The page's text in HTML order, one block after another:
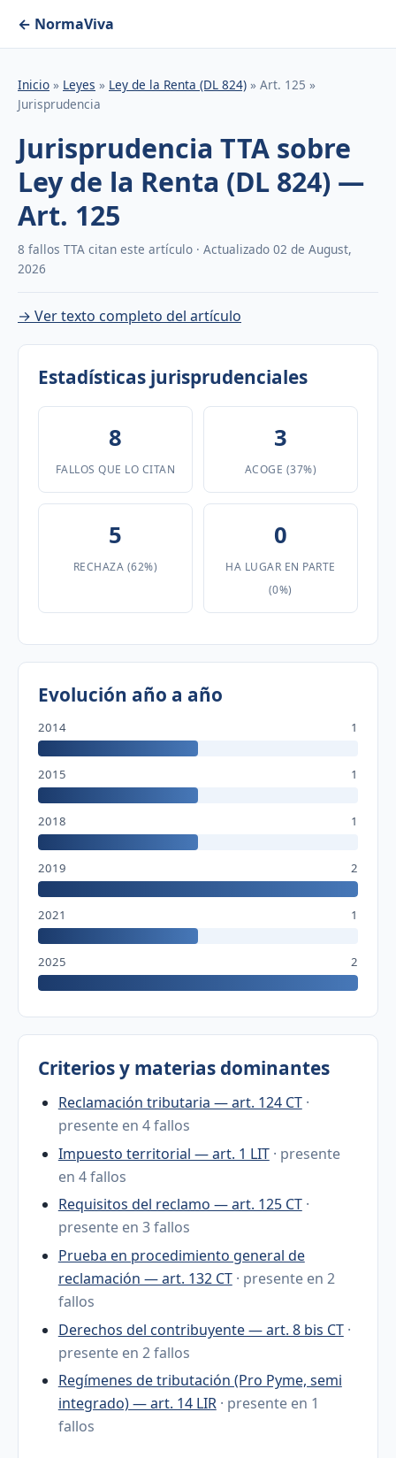
← NormaViva
Inicio » Leyes » Ley de la Renta (DL 824) » Art. 125 »
Jurisprudencia
Jurisprudencia TTA sobre
Ley de la Renta (DL 824) —
Art. 125
8 fallos TTA citan este artículo · Actualizado 02 de August,
2026
→ Ver texto completo del artículo
Estadísticas jurisprudenciales
8
FALLOS QUE LO CITAN
3
ACOGE (37%)
5
RECHAZA (62%)
0
HA LUGAR EN PARTE
(0%)
Evolución año a año
2014 1
2015 1
2018 1
2019 2
2021 1
2025 2
Criterios y materias dominantes
Reclamación tributaria — art. 124 CT ·
presente en 4 fallos
Impuesto territorial — art. 1 LIT · presente
en 4 fallos
Requisitos del reclamo — art. 125 CT ·
presente en 3 fallos
Prueba en procedimiento general de
reclamación — art. 132 CT · presente en 2
fallos
Derechos del contribuyente — art. 8 bis CT ·
presente en 2 fallos
Regímenes de tributación (Pro Pyme, semi
integrado) — art. 14 LIR · presente en 1
fallos